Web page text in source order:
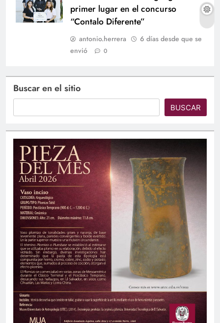
primer lugar en el concurso
“Contalo Diferente”
antonio.herrera
6 días desde que se
envió
0
Buscar en el sitio
BUSCAR